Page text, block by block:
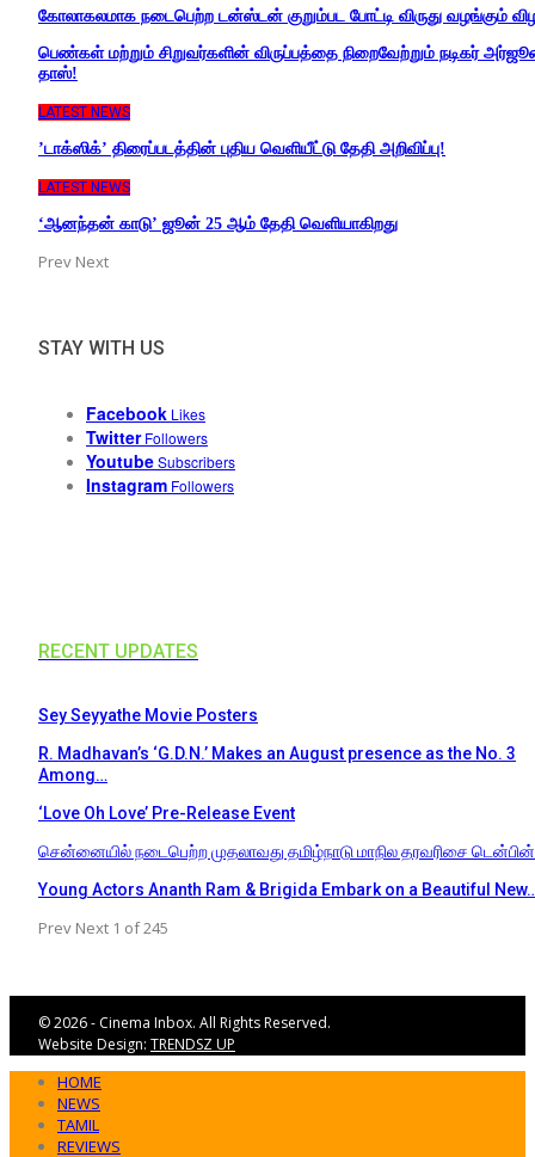
கோலாகலமாக நடைபெற்ற டன்ஸ்டன் குறும்பட போட்டி விருது வழங்கும்
பெண்கள் மற்றும் சிறுவர்களின் விருப்பத்தை நிறைவேற்றும் நடிகர்
தாஸ்!
LATEST NEWS
’டாக்ஸிக்’ திரைப்படத்தின் புதிய வெளியீட்டு தேதி அறிவிப்பு!
LATEST NEWS
‘ஆனந்தன் காடு’ ஜூன் 25 ஆம் தேதி வெளியாகிறது
Prev Next
STAY WITH US
Facebook Likes
Twitter Followers
YoutubeSubscribers
Instagram Followers
RECENT UPDATES
Sey Seyyathe Movie Posters
R. Madhavan’s ‘G.D.N.’ Makes an August presence as the No. 3
Among…
‘Love Oh Love’ Pre-Release Event
சென்னையில் நடைபெற்ற முதலாவது தமிழ்நாடு மாநில தரவரிசை
Young Actors Ananth Ram & Brigida Embark on a Beautiful
Prev Next 1 of 245
© 2026 - Cinema Inbox. All Rights Reserved.
Website Design: TRENDSZ UP
HOME
NEWS
TAMIL
REVIEWS